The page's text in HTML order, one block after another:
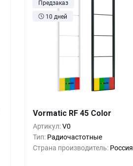
Предзаказ
10 дней
Vormatic RF 45 Color
Артикул:V0
Тип: Радиочастотные
Страна производитель: Россия
1+ 0%
26 500